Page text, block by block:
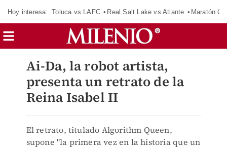
Hoy interesa: Toluca vs LAFC Real Salt Lake vs Atlante Maratón
Ai-Da, la robot artista,
presenta un retrato de la
Reina Isabel II
El retrato, titulado Algorithm Queen,
supone "la primera vez en la historia que un